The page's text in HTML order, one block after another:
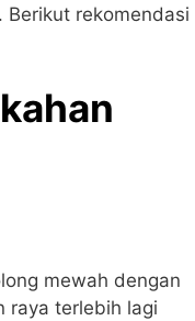
rekomendasi
mewah dengan
raya terlebih lagi